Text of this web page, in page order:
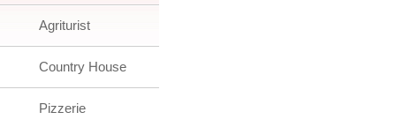
Agriturist
Country House
Pizzerie